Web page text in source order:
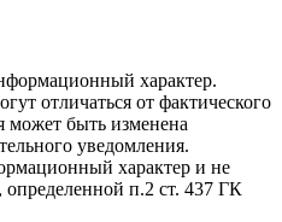
характер.
отличаться от фактического
может быть изменена
уведомления.
характер и не
п.2 ст. 437 ГК